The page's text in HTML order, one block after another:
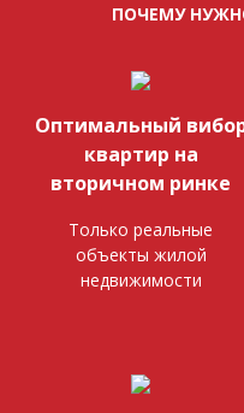
ПОЧЕМУ
Оптимальный
квартир на
вторичном ринке
Только реальные
объекты жилой
недвижимости